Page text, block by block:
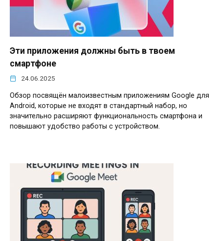
Эти приложения должны быть в твоем
смартфоне
24.06.2025
Обзор посвящён малоизвестным приложениям Google для
Android, которые не входят в стандартный набор, но
значительно расширяют функциональность смартфона и
повышают удобство работы с устройством.